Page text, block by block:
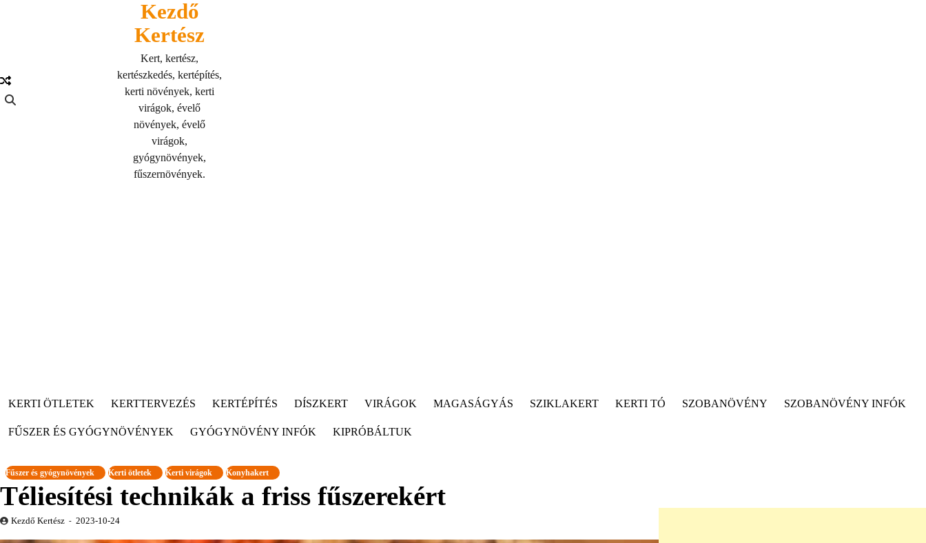
Kezdő
Kertész
Kert, kertész,
kertészkedés, kertépítés,
kerti növények, kerti
virágok, évelő
növények, évelő
virágok,
gyógynövények,
fűszernövények.
KERTI ÖTLETEK KERTTERVEZÉS KERTÉPÍTÉS DÍSZKERT VIRÁGOK MAGASÁGYÁS SZIKLAKERT KERTI TÓ SZOBANÖVÉNY SZOBANÖVÉNY INFÓK
FŰSZER ÉS GYÓGYNÖVÉNYEK GYÓGYNÖVÉNY INFÓK KIPRÓBÁLTUK
Fűszer és gyógynövények Kerti ötletek Kerti virágok Konyhakert
Téliesítési technikák a friss fűszerekért
Kezdő Kertész 2023-10-24